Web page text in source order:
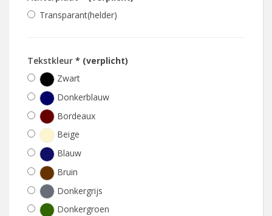
Transparant(helder)
Tekstkleur * (verplicht)
Zwart
Donkerblauw
Bordeaux
Beige
Blauw
Bruin
Donkergrijs
Donkergroen